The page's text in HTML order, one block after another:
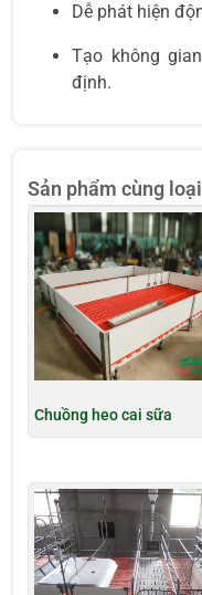
Dễ phát hiện
Tạo không
định.
Sản phẩm cùng loại
Chuồng heo cai sữa